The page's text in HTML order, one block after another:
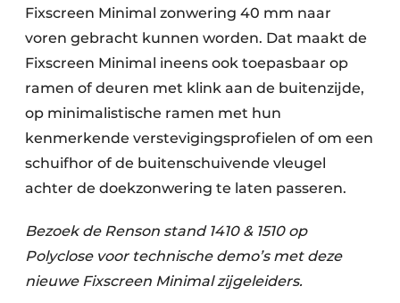
Fixscreen Minimal zonwering 40 mm naar
voren gebracht kunnen worden. Dat maakt de
Fixscreen Minimal ineens ook toepasbaar op
ramen of deuren met klink aan de buitenzijde,
op minimalistische ramen met hun
kenmerkende verstevigingsprofielen of om een
schuifhor of de buitenschuivende vleugel
achter de doekzonwering te laten passeren.
Bezoek de Renson stand 1410 & 1510 op
Polyclose voor technische demo’s met deze
nieuwe Fixscreen Minimal zijgeleiders.